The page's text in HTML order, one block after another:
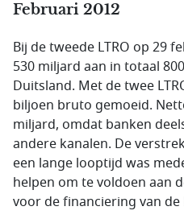
Februari 2012
Bij de tweede LTRO op 29
530 miljard aan in totaal
Duitsland. Met de twee
biljoen bruto gemoeid.
miljard, omdat banken
andere kanalen. De
een lange looptijd was
helpen om te voldoen aan
voor de financiering van de